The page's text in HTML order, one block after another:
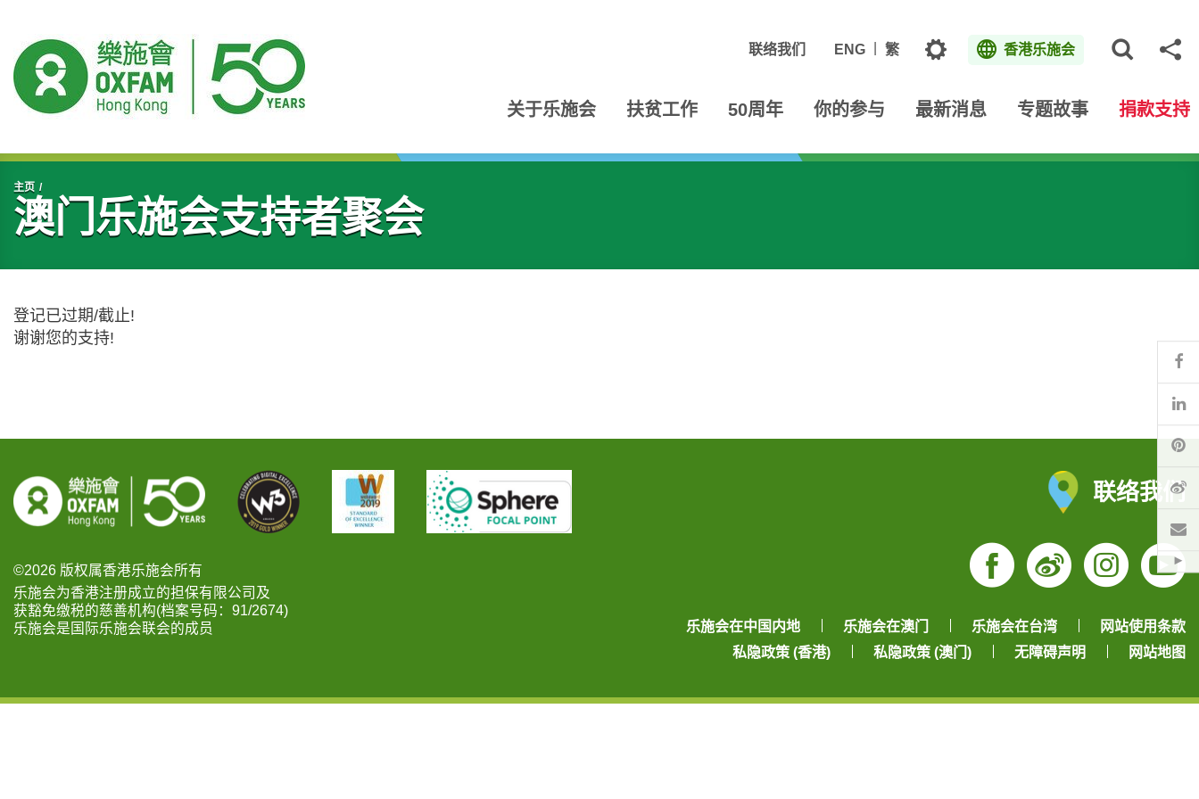
联络我们 ENG 繁 主题 香港乐施会
关于乐施会 扶贫工作 50周年 你的参与 最新消息 专题故事 捐款支持
开始主要内容
主页
澳门乐施会支持者聚会
登记已过期/截止!
谢谢您的支持!
©2026 版权属香港乐施会所有
乐施会为香港注册成立的担保有限公司及
获豁免缴税的慈善机构(档案号码：91/2674)
乐施会是国际乐施会联会的成员
联络我们
Facebook
Weibo
乐施会在中国内地 乐施会在澳门 乐施会在台湾
网站使用条款
私隐政策 (香港)
私隐政策 (澳门) 无障碍声明 网站地图